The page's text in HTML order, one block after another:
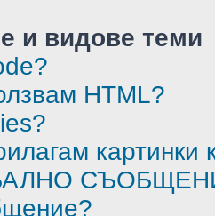
и видове теми
HTML?